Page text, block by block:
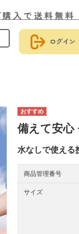
入で送料無料
ログイン
備えて安
水なしで使える
商品管理番号
サイズ